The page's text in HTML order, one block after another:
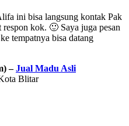
ini bisa langsung kontak Pak
kok. 🙂 Saya juga pesan
tempatnya bisa datang
–Jual Madu Asli
Blitar